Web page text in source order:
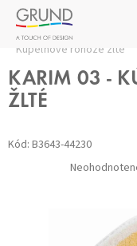
Prejsť
obsah
Domov
/ Kúpeľňové
Kúpeľňové rohože žlté
KARIM 03 -
ŽLTÉ
Kód: B3643-44230
Priemerné
hodnotenie